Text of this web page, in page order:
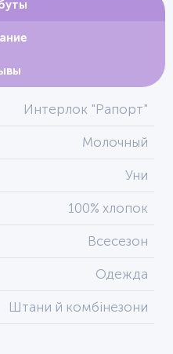
Интерлок "Рапорт"
Молочный
Уни
100% хлопок
Всесезон
Одежда
Штани й комбінезони